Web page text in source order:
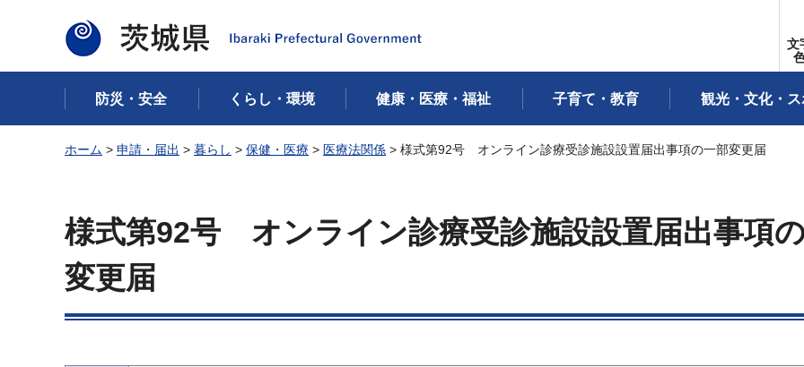
茨城県
文
防災・安全 くらし・環境 健康・医療・福祉 子育て・教育 観光・文化・
ホーム > 申請・届出 > 暮らし > 保健・医療 > 医療法関係 > 様式第92号 オンライン診療受診施設設置届出事項の一部変更届
様式第92号 オンライン診療受診施設設置届出事項
変更届